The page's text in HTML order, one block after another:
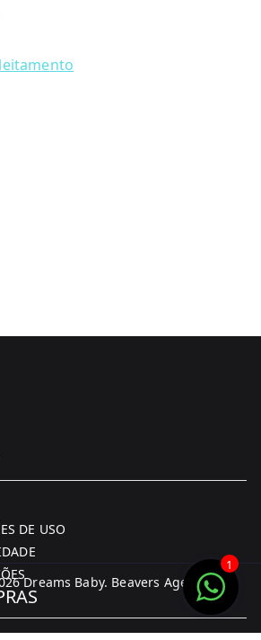
DE USO
Dreams Baby. Beavers Agency
1